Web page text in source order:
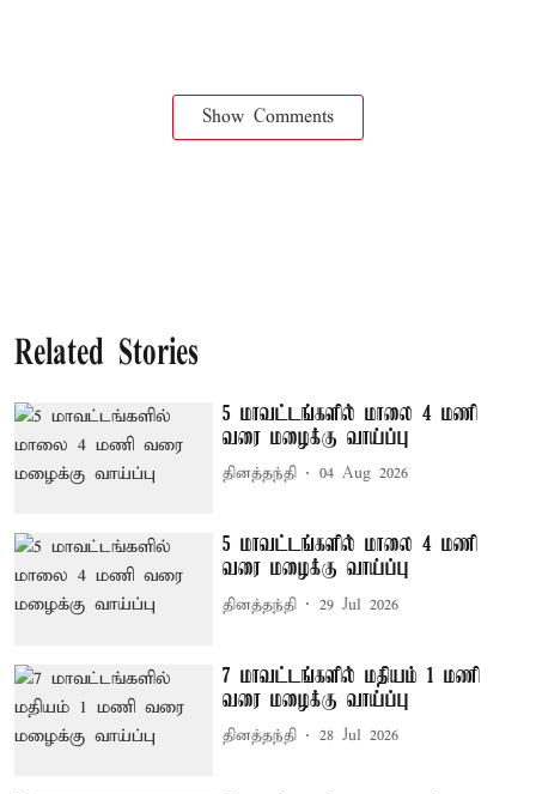
Show Comments
Related Stories
5 மாவட்டங்களில் மாலை 4 மணி
வரை மழைக்கு வாய்ப்பு
தினத்தந்தி 04 Aug 2026
5 மாவட்டங்களில் மாலை 4 மணி
வரை மழைக்கு வாய்ப்பு
தினத்தந்தி 29 Jul 2026
7 மாவட்டங்களில் மதியம் 1 மணி
வரை மழைக்கு வாய்ப்பு
தினத்தந்தி 28 Jul 2026